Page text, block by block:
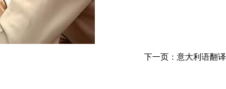
下一页：意大利语翻译